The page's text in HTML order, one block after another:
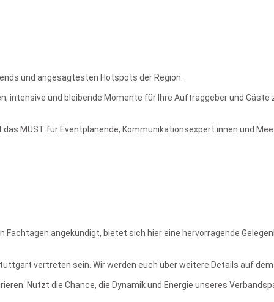
und angesagtesten Hotspots der Region.
intensive und bleibende Momente für Ihre Auftraggeber und
das MUST für Eventplanende, Kommunikationsexpert:innen
Fachtagen angekündigt, bietet sich hier eine hervorragende
vertreten sein. Wir werden euch über weitere Details auf
Nutzt die Chance, die Dynamik und Energie unseres